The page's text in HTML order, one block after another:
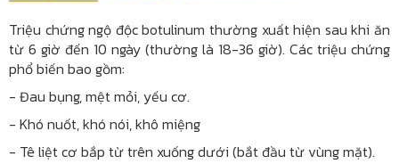
Triệu chứng ngộ độc botulinum thường xuất hiện sau khi ăn
từ 6 giờ đến 10 ngày (thường là 18-36 giờ). Các triệu chứng
phổ biến bao gồm:
- Đau bụng, mệt mỏi, yếu cơ.
- Khó nuốt, khó nói, khô miệng
- Tê liệt cơ bắp từ trên xuống dưới (bắt đầu từ vùng mặt).